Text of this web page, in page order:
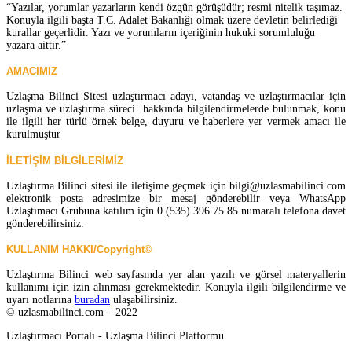
“Yazılar, yorumlar yazarların kendi özgün görüşüdür; resmi nitelik taşımaz.
Konuyla ilgili başta T.C. Adalet Bakanlığı olmak üzere devletin belirlediği
kurallar geçerlidir. Yazı ve yorumların içeriğinin hukuki sorumluluğu
yazara aittir.”
AMACIMIZ
Uzlaşma Bilinci Sitesi uzlaştırmacı adayı, vatandaş ve uzlaştırmacılar için
uzlaşma ve uzlaştırma süreci hakkında bilgilendirmelerde bulunmak, konu
ile ilgili her türlü örnek belge, duyuru ve haberlere yer vermek amacı ile
kurulmuştur
İLETİŞİM BİLGİLERİMİZ
Uzlaştırma Bilinci sitesi ile iletişime geçmek için bilgi@uzlasmabilinci.com
elektronik posta adresimize bir mesaj gönderebilir veya WhatsApp
Uzlaştımacı Grubuna katılım için 0 (535) 396 75 85 numaralı telefona davet
gönderebilirsiniz.
KULLANIM HAKKI/Copyright©
Uzlaştırma Bilinci web sayfasında yer alan yazılı ve görsel materyallerin
kullanımı için izin alınması gerekmektedir. Konuyla ilgili bilgilendirme ve
uyarı notlarına buradan ulaşabilirsiniz.
© uzlasmabilinci.com – 2022
Uzlaştırmacı Portalı - Uzlaşma Bilinci Platformu